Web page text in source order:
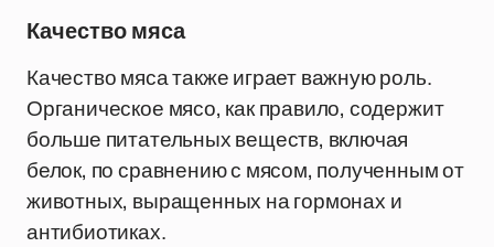
Качество мяса
Качество мяса также играет важную роль.
Органическое мясо, как правило, содержит
больше питательных веществ, включая
белок, по сравнению с мясом, полученным от
животных, выращенных на гормонах и
антибиотиках.